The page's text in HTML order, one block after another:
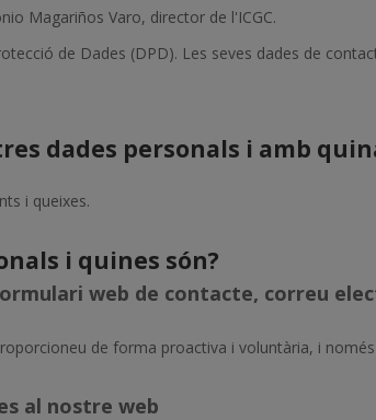
Magariños Varo, director de l'ICGC.
de Dades (DPD). Les seves dades de
dades personals i amb
i queixes.
i quines són?
web de contacte, correu
de forma proactiva i voluntària, i
al nostre web